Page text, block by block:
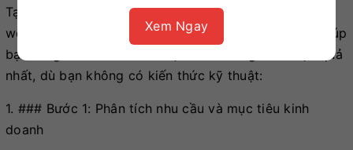
Tại Marketing Luviet, chúng tôi không chỉ cung cấp
website, mà còn cung cấp một giải pháp tổng thể, giúp
bạn từng bước sở hữu và vận hành trang web hiệu quả
nhất, dù bạn không có kiến thức kỹ thuật:
1. ### Bước 1: Phân tích nhu cầu và mục tiêu kinh
doanh
Xem Ngay